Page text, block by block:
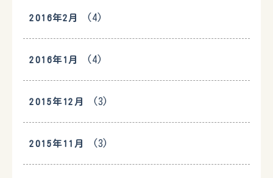
2016年2月 (4)
2016年1月 (4)
2015年12月 (3)
2015年11月 (3)